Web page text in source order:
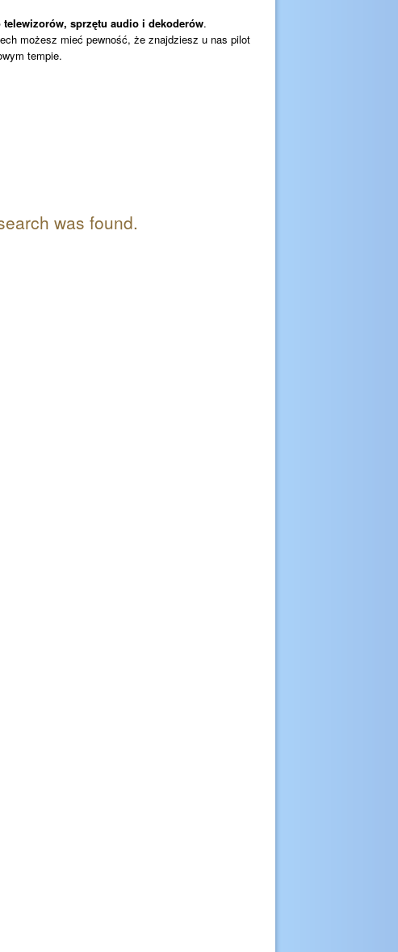
sprzętu audio i dekoderów.
możesz mieć pewność, że znajdziesz u nas pilot
tempie.
was found.